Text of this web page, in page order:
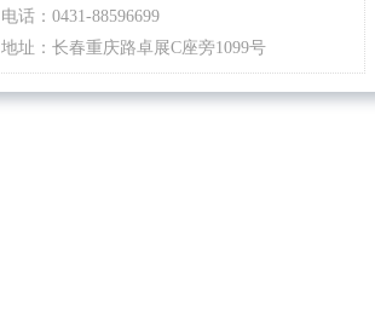
电话：0431-88596699
地址：长春重庆路卓展C座旁1099号